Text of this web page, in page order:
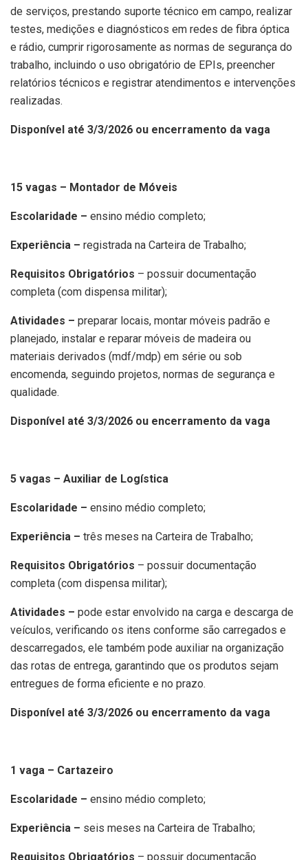
de serviços, prestando suporte técnico em campo, realizar
testes, medições e diagnósticos em redes de fibra óptica
e rádio, cumprir rigorosamente as normas de segurança do
trabalho, incluindo o uso obrigatório de EPIs, preencher
relatórios técnicos e registrar atendimentos e intervenções
realizadas.
Disponível até 3/3/2026 ou encerramento da vaga
15 vagas – Montador de Móveis
Escolaridade – ensino médio completo;
Experiência – registrada na Carteira de Trabalho;
Requisitos Obrigatórios – possuir documentação
completa (com dispensa militar);
Atividades – preparar locais, montar móveis padrão e
planejado, instalar e reparar móveis de madeira ou
materiais derivados (mdf/mdp) em série ou sob
encomenda, seguindo projetos, normas de segurança e
qualidade.
Disponível até 3/3/2026 ou encerramento da vaga
5 vagas – Auxiliar de Logística
Escolaridade – ensino médio completo;
Experiência – três meses na Carteira de Trabalho;
Requisitos Obrigatórios – possuir documentação
completa (com dispensa militar);
Atividades – pode estar envolvido na carga e descarga de
veículos, verificando os itens conforme são carregados e
descarregados, ele também pode auxiliar na organização
das rotas de entrega, garantindo que os produtos sejam
entregues de forma eficiente e no prazo.
Disponível até 3/3/2026 ou encerramento da vaga
1 vaga – Cartazeiro
Escolaridade – ensino médio completo;
Experiência – seis meses na Carteira de Trabalho;
Requisitos Obrigatórios – possuir documentação